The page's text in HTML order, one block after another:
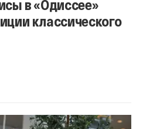
в «Одиссее»
классического